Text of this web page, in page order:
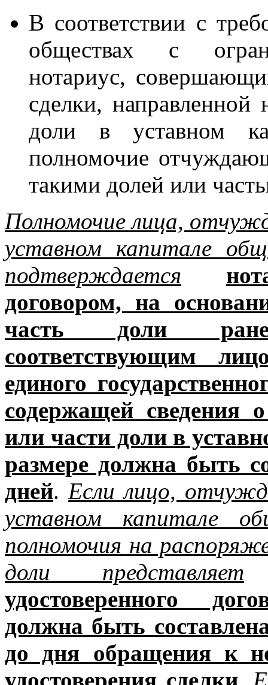
В соответствии с
обществах с
нотариус,
сделки,
доли в уставном
полномочие
такими долей или
Полномочие лица,
уставном капитале
подтверждается
договором, на
часть доли
соответствующим
единого
содержащей сведения
или части доли в
размере должна быть
дней.Если лицо,
уставном капитале
полномочия на
доли представляет
удостоверенного
должна быть
до дня обращения к